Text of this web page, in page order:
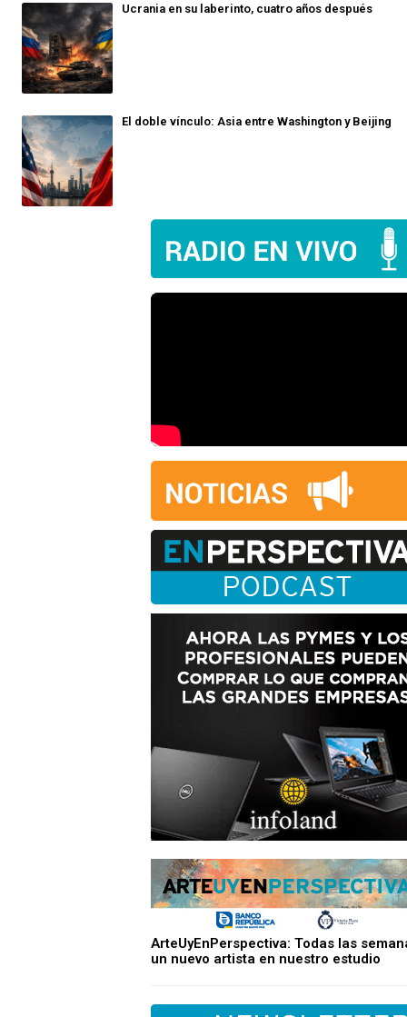
Ucrania en su laberinto, cuatro años después
El doble vínculo: Asia entre Washington y Beijing
ArteUyEnPerspectiva: Todas las
un nuevo artista en nuestro estudio